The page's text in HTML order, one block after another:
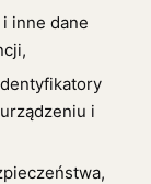
inne dane
i